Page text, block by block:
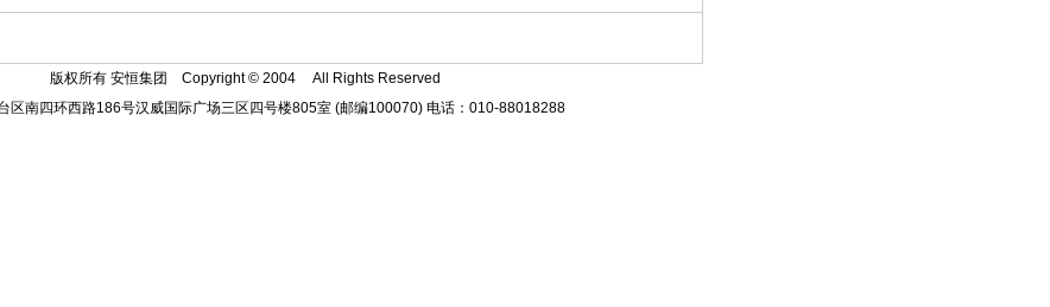
版权所有 安恒集团 Copyright © 2004
All Rights Reserved
区南四环西路186号汉威国际广场三区四号楼805室 (邮编100070) 电话：010-88018288